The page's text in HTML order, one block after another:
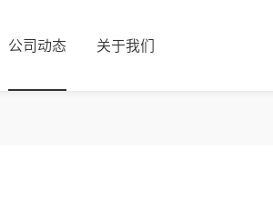
公司动态 关于我们